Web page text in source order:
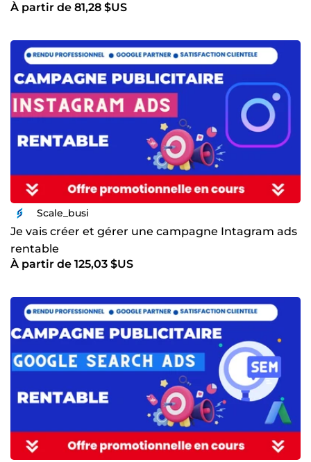
À partir de 81,28 $US
Scale_busi
Je vais créer et gérer une campagne Intagram ads
rentable
À partir de 125,03 $US